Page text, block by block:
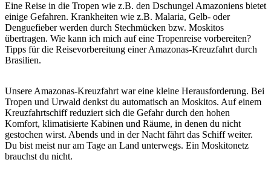
Eine Reise in die Tropen wie z.B. den Dschungel Amazoniens bietet
einige Gefahren. Krankheiten wie z.B. Malaria, Gelb- oder
Denguefieber werden durch Stechmücken bzw. Moskitos
übertragen. Wie kann ich mich auf eine Tropenreise vorbereiten?
Tipps für die Reisevorbereitung einer Amazonas-Kreuzfahrt durch
Brasilien.
Unsere Amazonas-Kreuzfahrt war eine kleine Herausforderung. Bei
Tropen und Urwald denkst du automatisch an Moskitos. Auf einem
Kreuzfahrtschiff reduziert sich die Gefahr durch den hohen
Komfort, klimatisierte Kabinen und Räume, in denen du nicht
gestochen wirst. Abends und in der Nacht fährt das Schiff weiter.
Du bist meist nur am Tage an Land unterwegs. Ein Moskitonetz
brauchst du nicht.